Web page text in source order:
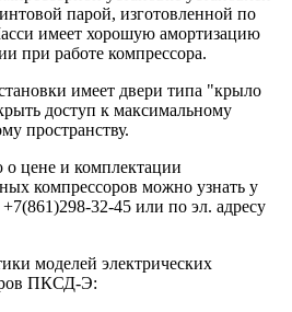
парой, изготовленной по
имеет хорошую амортизацию
при работе компрессора.
имеет двери типа "крыло
доступ к максимальному
пространству.
цене и комплектации
компрессоров можно узнать у
32-45 или по эл. адресу
моделей электрических
ПКСД-Э: